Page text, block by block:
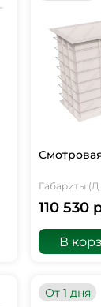
Габариты
110 530
В
От 1 дня